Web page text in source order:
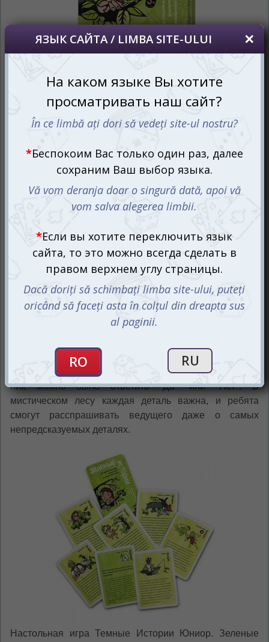
дома, а душа требует приключений, предлагаем
отправиться в виртуальное путешествие по джунглям
с настольной игрой Темные Истории Юниор. Зеленые
Истории (Black Stories Junior. Green Stories). Давайте
своего уюта.
собой новую версию любимойсерии. Среди 50
увлекательных загадок вы обнаружите таинственные
мистическими лесами, где каждое дерево хранит свою
тайну. Готовьтесь к приключениям, о которых даже не
могли мечтать.
Разгадывайте тайны вместе
Основная задача участников – внимательно слушать
описание событий от ведущего с одной стороны
суть происходящего, описанного на обратной стороне.
Вопросы должны быть сформулированы так, чтобы на
них можно было ответить "Да" или "Нет". В
мистическом лесу каждая деталь важна, и ребята
смогут расспрашивать ведущего даже о самых
непредсказуемых деталях.
Настольная игра Темные Истории Юниор. Зеленые